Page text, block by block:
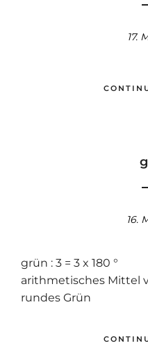
17.
16.
grün : 3 = 3 x 180 °
arithmetisches Mittel
rundes Grün